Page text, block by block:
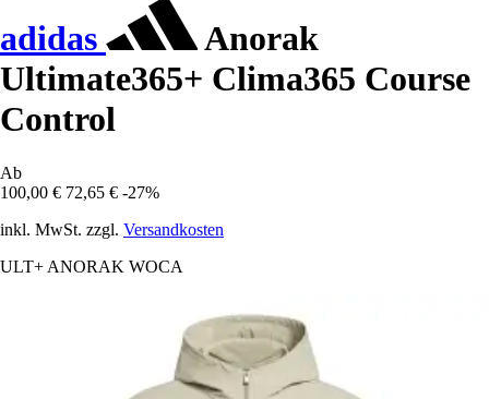
adidas
Anorak
Ultimate365+ Clima365 Course
Control
Ab
100,00 € 72,65 € -27%
inkl. MwSt. zzgl. Versandkosten
ULT+ ANORAK WOCA